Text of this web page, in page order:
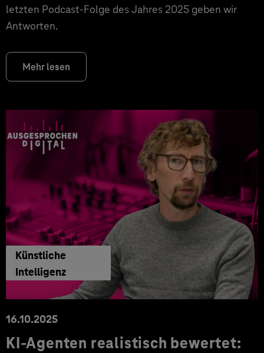
letzten Podcast-Folge des Jahres 2025 geben wir
Antworten.
Mehr lesen
Künstliche
Intelligenz
16.10.2025
KI-Agenten realistisch bewertet: